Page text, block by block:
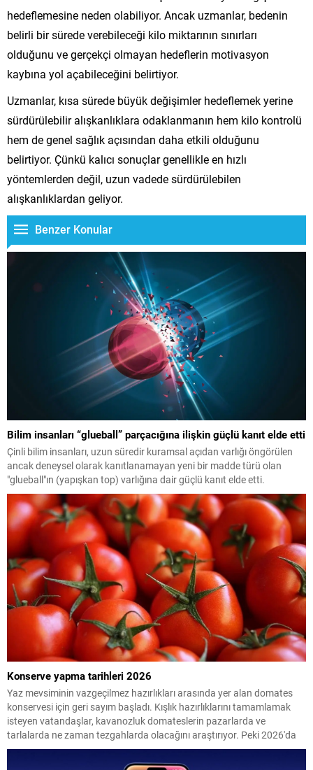
hedeflemesine neden olabiliyor. Ancak uzmanlar, bedenin
belirli bir sürede verebileceği kilo miktarının sınırları
olduğunu ve gerçekçi olmayan hedeflerin motivasyon
kaybına yol açabileceğini belirtiyor.
Uzmanlar, kısa sürede büyük değişimler hedeflemek yerine
sürdürülebilir alışkanlıklara odaklanmanın hem kilo kontrolü
hem de genel sağlık açısından daha etkili olduğunu
belirtiyor. Çünkü kalıcı sonuçlar genellikle en hızlı
yöntemlerden değil, uzun vadede sürdürülebilen
alışkanlıklardan geliyor.
Benzer Konular
Bilim insanları “glueball” parçacığına ilişkin güçlü kanıt elde etti
Çinli bilim insanları, uzun süredir kuramsal açıdan varlığı öngörülen
ancak deneysel olarak kanıtlanamayan yeni bir madde türü olan
"glueball"ın (yapışkan top) varlığına dair güçlü kanıt elde etti.
Konserve yapma tarihleri 2026
Yaz mevsiminin vazgeçilmez hazırlıkları arasında yer alan domates
konservesi için geri sayım başladı. Kışlık hazırlıklarını tamamlamak
isteyen vatandaşlar, kavanozluk domateslerin pazarlarda ve
tarlalarda ne zaman tezgahlarda olacağını araştırıyor. Peki 2026'da
konserve yapılacak domates ne zaman çıkacak? İşte en uygun